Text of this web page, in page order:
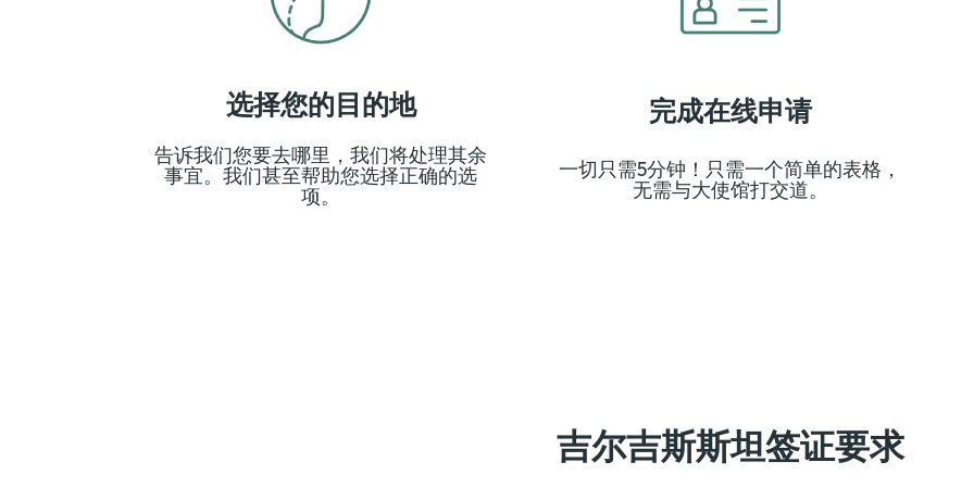
选择您的目的地
告诉我们您要去哪里，我们将处理其余
事宜。我们甚至帮助您选择正确的选
项。
完成在线申请
一切只需5分钟！只需一个简单的表格，
无需与大使馆打交道。
吉尔吉斯斯坦签证要求